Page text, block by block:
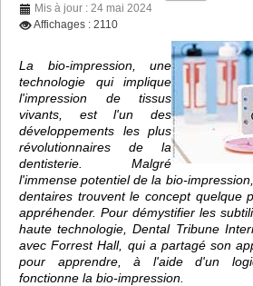
Mis à jour : 24 mai 2024
Affichages : 2110
La bio-impression, une
technologie qui implique
l'impression de tissus
vivants, est l'un des
développements les plus
révolutionnaires de la
dentisterie. Malgré
l'immense potentiel de la bio-
dentaires trouvent le concept quelque
appréhender. Pour démystifier les
haute technologie, Dental Tribune
avec Forrest Hall, qui a partagé son
pour apprendre, à l'aide d'un
fonctionne la bio-impression.